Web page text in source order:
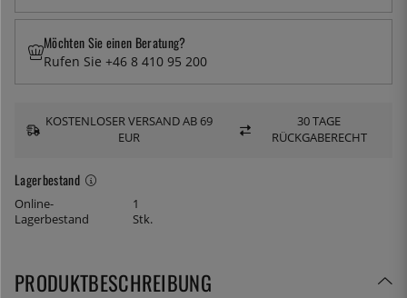
Lagerbestand
Online-
Lagerbestand
1
Stk.
Möchten Sie einen Beratung?
Rufen Sie +46 8 410 95 200
KOSTENLOSER VERSAND AB 69
EUR
30 TAGE
RÜCKGABERECHT
PRODUKTBESCHREIBUNG